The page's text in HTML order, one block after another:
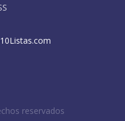
reservados